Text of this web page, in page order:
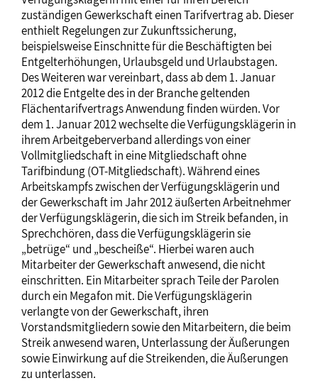
zuständigen Gewerkschaft einen Tarifvertrag ab. Dieser
enthielt Regelungen zur Zukunftssicherung,
beispielsweise Einschnitte für die Beschäftigten bei
Entgelterhöhungen, Urlaubsgeld und Urlaubstagen.
Des Weiteren war vereinbart, dass ab dem 1. Januar
2012 die Entgelte des in der Branche geltenden
Flächentarifvertrags Anwendung finden würden. Vor
dem 1. Januar 2012 wechselte die Verfügungsklägerin in
ihrem Arbeitgeberverband allerdings von einer
Vollmitgliedschaft in eine Mitgliedschaft ohne
Tarifbindung (OT-Mitgliedschaft). Während eines
Arbeitskampfs zwischen der Verfügungsklägerin und
der Gewerkschaft im Jahr 2012 äußerten Arbeitnehmer
der Verfügungsklägerin, die sich im Streik befanden, in
Sprechchören, dass die Verfügungsklägerin sie
„betrüge“ und „bescheiße“. Hierbei waren auch
Mitarbeiter der Gewerkschaft anwesend, die nicht
einschritten. Ein Mitarbeiter sprach Teile der Parolen
durch ein Megafon mit. Die Verfügungsklägerin
verlangte von der Gewerkschaft, ihren
Vorstandsmitgliedern sowie den Mitarbeitern, die beim
Streik anwesend waren, Unterlassung der Äußerungen
sowie Einwirkung auf die Streikenden, die Äußerungen
zu unterlassen.